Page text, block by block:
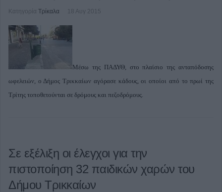
Κατηγορία Τρίκαλα 18 Αυγ 2015
Μέσω της ΠΑΔΥΘ, στο πλαίσιο της ανταπόδοσης
ωφελειών, ο Δήμος Τρικκαίων αγόρασε κάδους, οι οποίοι από το πρωί της
Τρίτης τοποθετούνται σε δρόμους και πεζοδρόμους.
Σε εξέλιξη οι έλεγχοι για την
πιστοποίηση 32 παιδικών χαρών του
Δήμου Τρικκαίων